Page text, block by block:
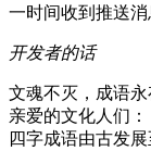
一时间收到推送消
开发者的话
文魂不灭，成语
亲爱的文化人们：
四字成语由古发